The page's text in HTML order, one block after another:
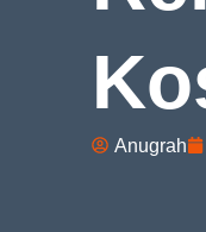
Anugrah